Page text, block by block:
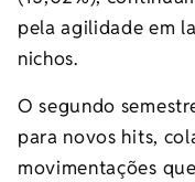
pela agilidade em
nichos.
O segundo
para novos hits,
movimentações